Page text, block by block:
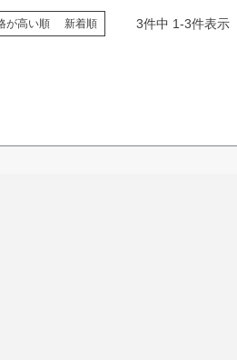
が高い順 新着順 3件中 1-3件表示